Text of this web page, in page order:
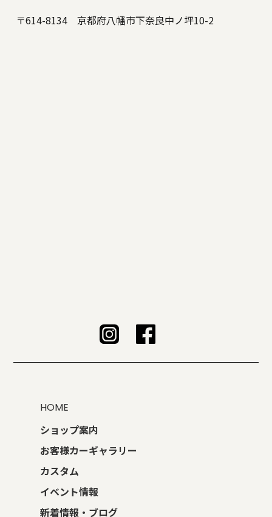
〒614-8134 京都府八幡市下奈良中ノ坪10-2
HOME
ショップ案内
お客様カーギャラリー
カスタム
イベント情報
新着情報・ブログ